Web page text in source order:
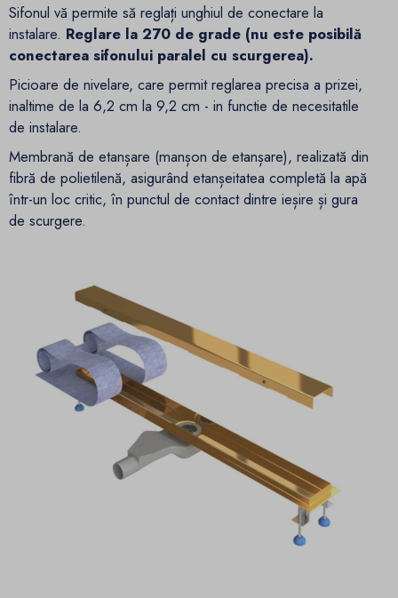
Sifonul vă permite să reglați unghiul de conectare la
instalare. Reglare la 270 de grade (nu este posibilă
conectarea sifonului paralel cu scurgerea).
Picioare de nivelare, care permit reglarea precisa a prizei,
inaltime de la 6,2 cm la 9,2 cm - in functie de necesitatile
de instalare.
Membrană de etanșare (manșon de etanșare), realizată din
fibră de polietilenă, asigurând etanșeitatea completă la apă
într-un loc critic, în punctul de contact dintre ieșire și gura
de scurgere.